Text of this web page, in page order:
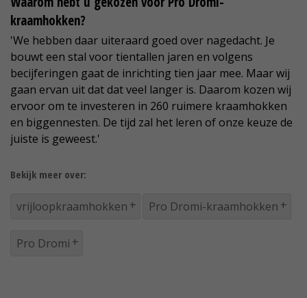
kraamhokken?
'We hebben daar uiteraard goed over nagedacht. Je
bouwt een stal voor tientallen jaren en volgens
becijferingen gaat de inrichting tien jaar mee. Maar wij
gaan ervan uit dat dat veel langer is. Daarom kozen wij
ervoor om te investeren in 260 ruimere kraamhokken
en biggennesten. De tijd zal het leren of onze keuze de
juiste is geweest.'
Bekijk meer over:
vrijloopkraamhokken Pro Dromi-kraamhokken
Pro Dromi